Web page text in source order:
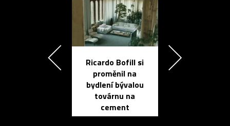
Ricardo Bofill si
proměnil na
bydlení bývalou
továrnu na
cement